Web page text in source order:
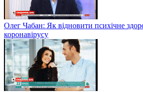
Олег Чабан: Як відновити психічне
коронавірусу